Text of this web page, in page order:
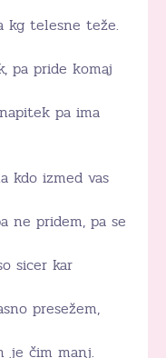
kg telesne teže.
pa pride komaj
pa ima
kdo izmed vas
ne pridem, pa se
sicer kar
presežem,
je čim manj.